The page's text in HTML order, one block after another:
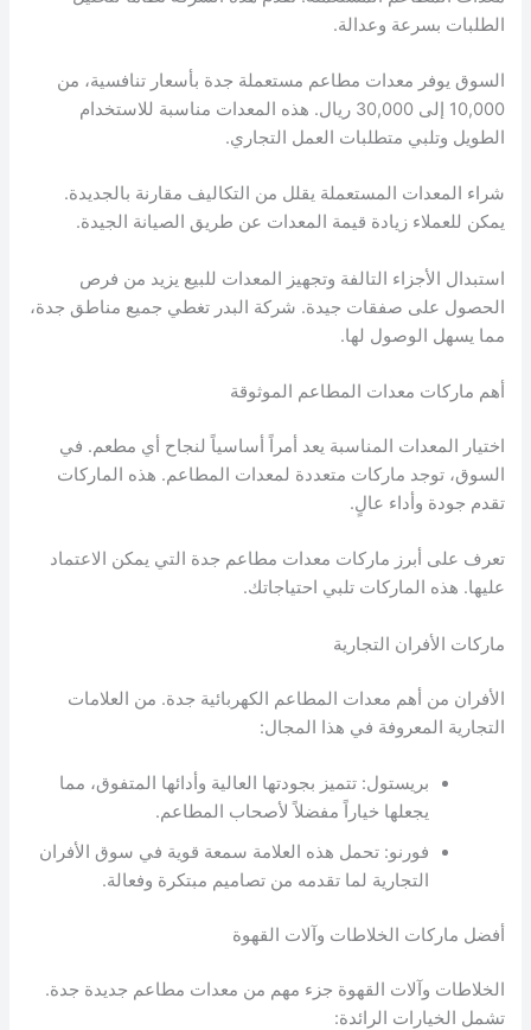
الطلبات بسرعة وعدالة.
السوق يوفر معدات مطاعم مستعملة جدة بأسعار تنافسية، من
10,000 إلى 30,000 ريال. هذه المعدات مناسبة للاستخدام
الطويل وتلبي متطلبات العمل التجاري.
شراء المعدات المستعملة يقلل من التكاليف مقارنة بالجديدة.
يمكن للعملاء زيادة قيمة المعدات عن طريق الصيانة الجيدة.
استبدال الأجزاء التالفة وتجهيز المعدات للبيع يزيد من فرص
الحصول على صفقات جيدة. شركة البدر تغطي جميع مناطق جدة،
مما يسهل الوصول لها.
أهم ماركات معدات المطاعم الموثوقة
اختيار المعدات المناسبة يعد أمراً أساسياً لنجاح أي مطعم. في
السوق، توجد ماركات متعددة لمعدات المطاعم. هذه الماركات
تقدم جودة وأداء عالٍ.
تعرف على أبرز ماركات معدات مطاعم جدة التي يمكن الاعتماد
عليها. هذه الماركات تلبي احتياجاتك.
ماركات الأفران التجارية
الأفران من أهم معدات المطاعم الكهربائية جدة. من العلامات
التجارية المعروفة في هذا المجال:
بريستول: تتميز بجودتها العالية وأدائها المتفوق، مما
يجعلها خياراً مفضلاً لأصحاب المطاعم.
فورنو: تحمل هذه العلامة سمعة قوية في سوق الأفران
التجارية لما تقدمه من تصاميم مبتكرة وفعالة.
أفضل ماركات الخلاطات وآلات القهوة
الخلاطات وآلات القهوة جزء مهم من معدات مطاعم جديدة جدة.
تشمل الخيارات الرائدة: